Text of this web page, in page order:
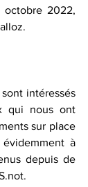
octobre 2022,
intéressés
qui nous ont
sur place
à
depuis de